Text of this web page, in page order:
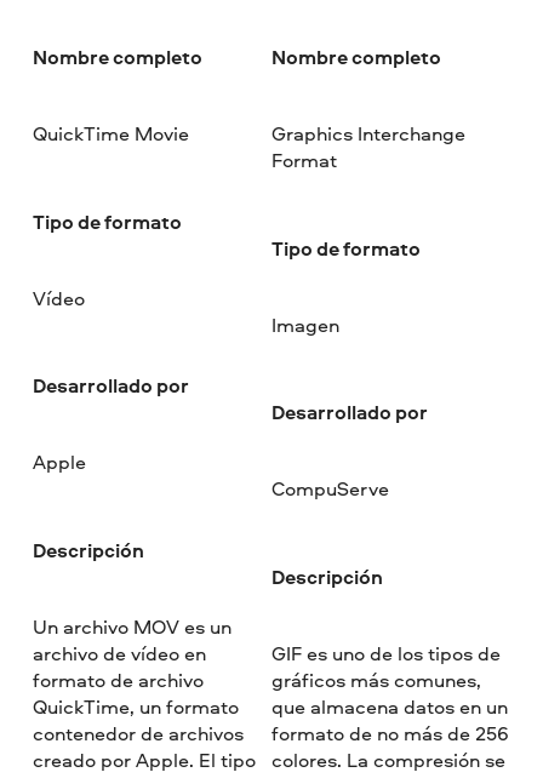
Nombre completo
QuickTime Movie
Tipo de formato
Vídeo
Desarrollado por
Apple
Descripción
Un archivo MOV es un
archivo de vídeo en
formato de archivo
QuickTime, un formato
contenedor de archivos
creado por Apple. El tipo
Nombre completo
Graphics Interchange
Format
Tipo de formato
Imagen
Desarrollado por
CompuServe
Descripción
GIF es uno de los tipos de
gráficos más comunes,
que almacena datos en un
formato de no más de 256
colores. La compresión se